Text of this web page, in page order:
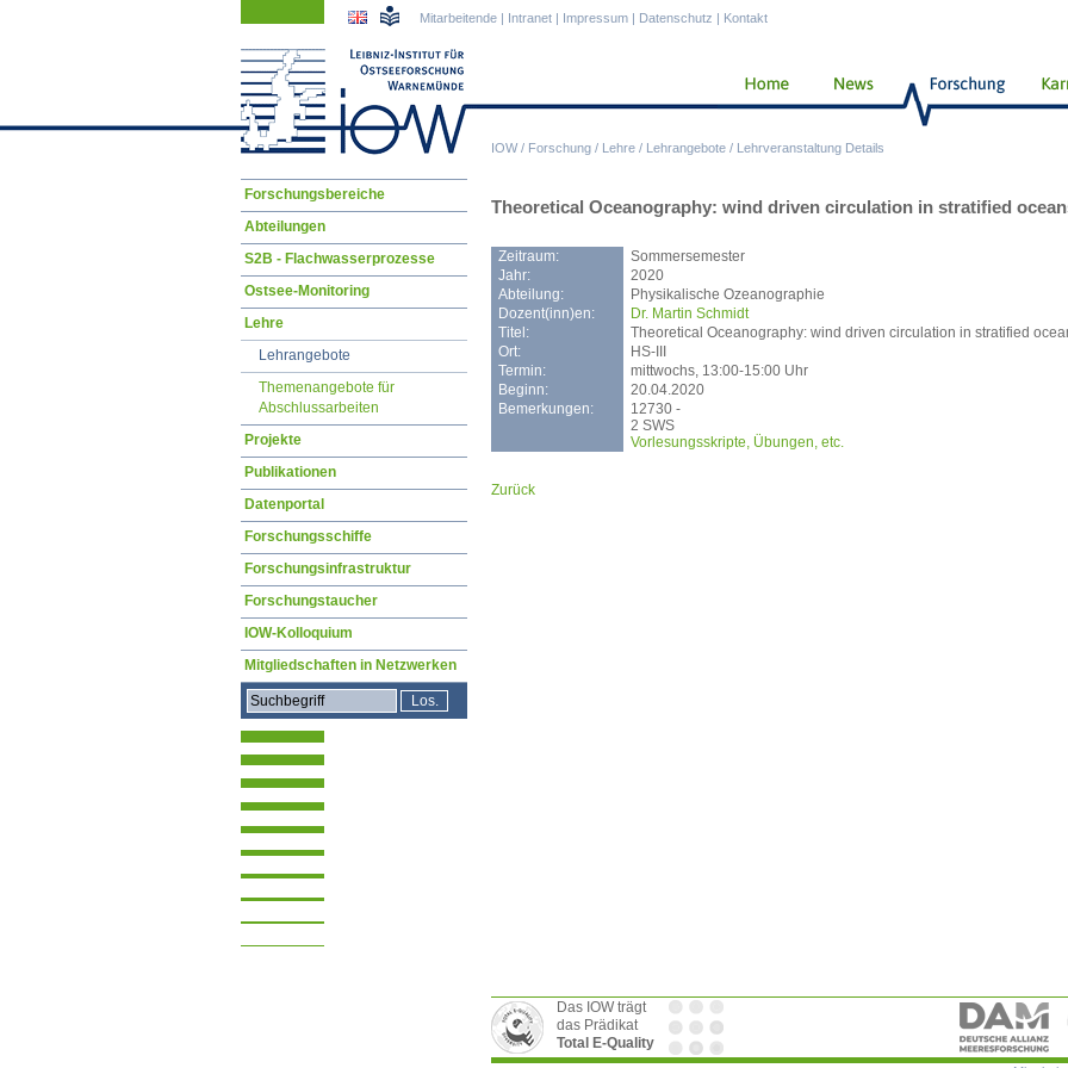
IOW/ Forschung / Lehre / Lehrangebote / Lehrveranstaltung Details
Mitarbeitende | Intranet | Impressum | Datenschutz | Kontakt
Theoretical Oceanography: wind driven circulation in stratified
Zeitraum:
Sommersemester
Jahr:
2020
Abteilung:
Physikalische Ozeanographie
Dozent(inn)en:
Dr. Martin Schmidt
Titel:
Theoretical Oceanography: wind driven circulation in stratified
Ort:
HS-III
Termin:
mittwochs, 13:00-15:00 Uhr
Beginn:
20.04.2020
Bemerkungen:
12730 -
2 SWS
Vorlesungsskripte, Übungen, etc.
Zurück
Navigation
überspringen
Forschungsbereiche
Abteilungen
S2B - Flachwasserprozesse
Ostsee-Monitoring
Lehre
Lehrangebote
Themenangebote für
Abschlussarbeiten
Projekte
Publikationen
Datenportal
Forschungsschiffe
Forschungsinfrastruktur
Forschungstaucher
IOW-Kolloquium
Mitgliedschaften in Netzwerken
Das IOW trägt
das Prädikat
Total E-Quality